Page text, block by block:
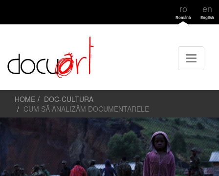
ro
Română
en
English
HOME
DOC-CULTURA
CUM SĂ ANALIZĂM DOCUMENTARELE